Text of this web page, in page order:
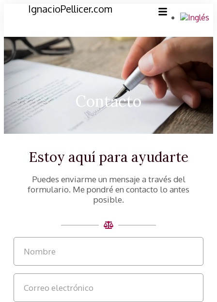
IgnacioPellicer.com
Contacto
Estoy aquí para ayudarte
Puedes enviarme un mensaje a través del
formulario. Me pondré en contacto lo antes
posible.